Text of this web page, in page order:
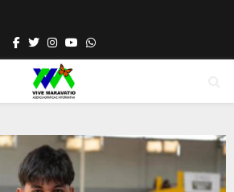
Facebook
TwitterInstagram
YoutubeWhatsapp